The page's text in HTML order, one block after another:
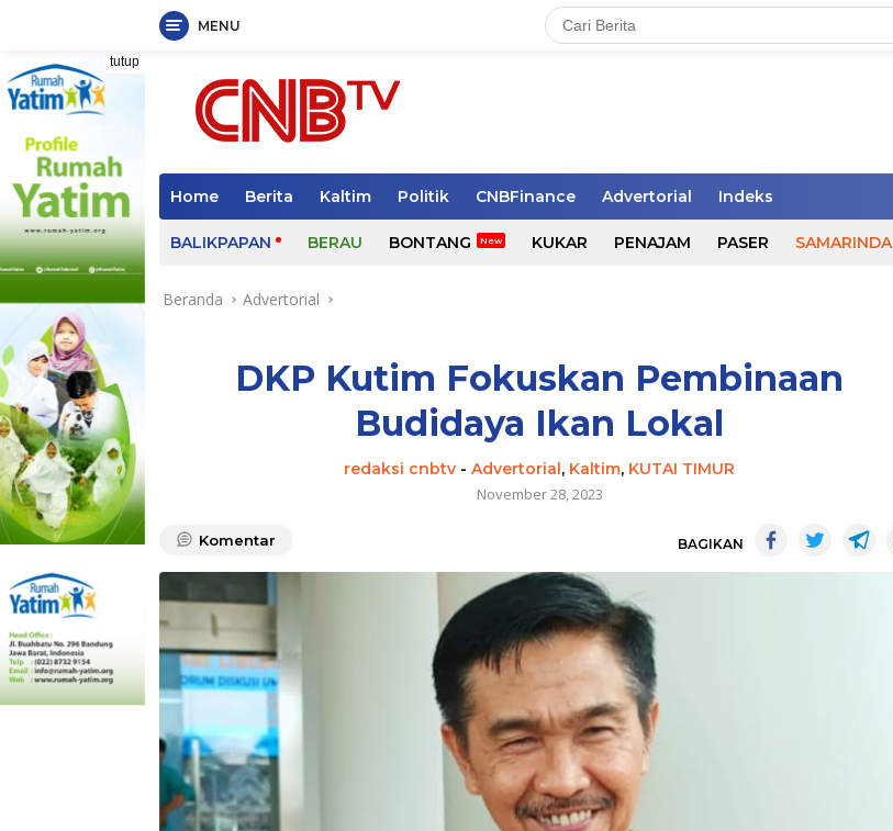
Langsung
ke
konten
MENU
tutup
Home Berita Kaltim Politik CNBFinance Advertorial Indeks
BALIKPAPAN BERAU BONTANG KUKAR PENAJAM PASER SAMARINDA
Beranda Advertorial
DKP Kutim Fokuskan Pembinaan
Budidaya Ikan Lokal
redaksi cnbtv -Advertorial, Kaltim, KUTAI TIMUR
November 28, 2023
Komentar BAGIKAN